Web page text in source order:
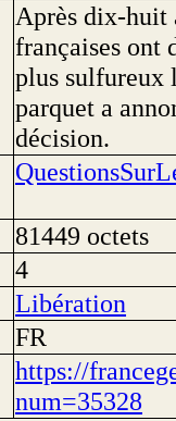
Après dix-huit
françaises ont
plus sulfureux
parquet a
décision.
81449 octets
4
Libération
FR
https://
num=35328